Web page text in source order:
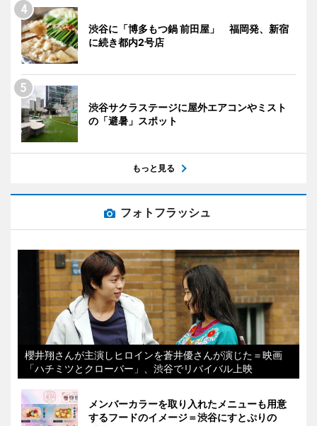
渋谷に「博多もつ鍋 前田屋」 福岡発、新宿
に続き都内2号店
渋谷サクラステージに屋外エアコンやミスト
の「避暑」スポット
もっと見る
フォトフラッシュ
櫻井翔さんが主演しヒロインを蒼井優さんが演じた＝映画
「ハチミツとクローバー」、渋谷でリバイバル上映
メンバーカラーを取り入れたメニューも用意
するフードのイメージ＝渋谷にすとぷりの